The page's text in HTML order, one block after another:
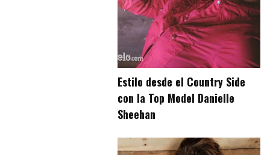
Estilo desde el Country Side
con la Top Model Danielle
Sheehan